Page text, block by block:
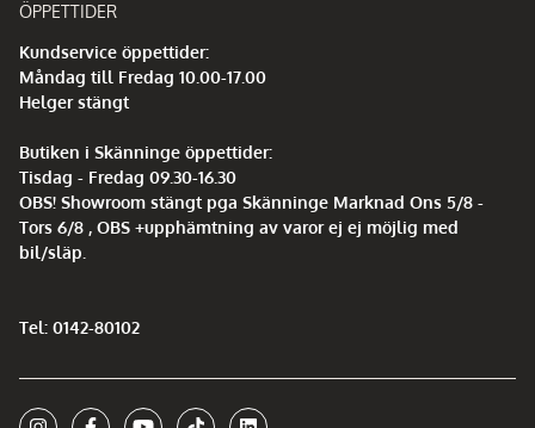
ÖPPETTIDER
Kundservice öppettider:
Måndag till Fredag 10.00-17.00
Helger stängt
Butiken i Skänninge öppettider:
Tisdag - Fredag 09.30-16.30
OBS! Showroom stängt pga Skänninge Marknad Ons 5/8 -
Tors 6/8 , OBS +upphämtning av varor ej ej möjlig med
bil/släp.
Tel: 0142-80102